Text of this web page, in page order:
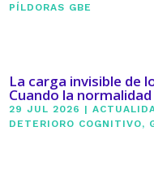
PÍLDORAS GBE
La carga invisible de
Cuando la
29 JUL 2026 |
DETERIORO COGNITIVO,